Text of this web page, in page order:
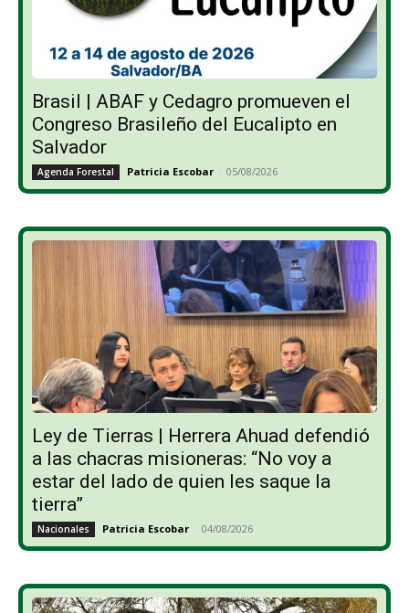
Brasil | ABAF y Cedagro promueven el
Congreso Brasileño del Eucalipto en
Salvador
Agenda Forestal Patricia Escobar - 05/08/2026
Ley de Tierras | Herrera Ahuad defendió
a las chacras misioneras: “No voy a
estar del lado de quien les saque la
tierra”
Nacionales Patricia Escobar - 04/08/2026